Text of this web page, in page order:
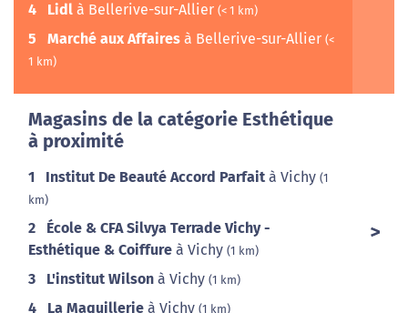
4 Lidl à Bellerive-sur-Allier (< 1 km)
5 Marché aux Affaires à Bellerive-sur-Allier (<
1 km)
Magasins de la catégorie Esthétique
à proximité
1 Institut De Beauté Accord Parfait à Vichy (1
km)
2
École & CFA Silvya Terrade Vichy -
Esthétique & Coiffure à Vichy (1 km)
3 L'institut Wilson à Vichy (1 km)
4 La Maquillerie à Vichy (1 km)